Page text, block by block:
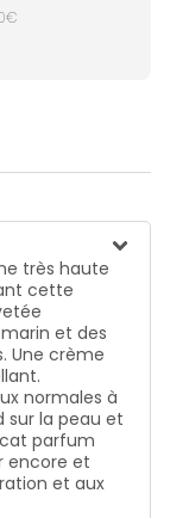
très haute
cette
et des
Une crème
normales à
sur la peau et
parfum
encore et
et aux